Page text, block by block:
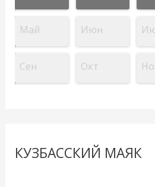
Май Июн
Сен Окт
КУЗБАССКИЙ МАЯК